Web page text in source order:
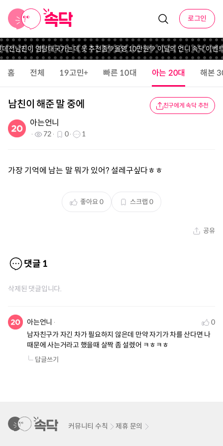
로그인
전남친이 염탐태국가는데 옷 추천좀💚올영 10만원💚 이달의 언니 속닥 이벤트
홈 전체 19고민+ 빠른 10대 아는 20대 해본
남친이 해준 말 중에 친구에게 속닥 추천
아는언니
72 0 1
가장 기억에 남는 말 뭐가 있어? 설레구싶다ㅎㅎ
좋아요0 스크랩 0
공유
댓글 1
삭제된 댓글입니다.
아는언니
0
남자친구가 자긴 차가 필요하지 않은데 만약 자기가 차를 산다면 나
때문에 사는거라고 했을때 살짝 좀 설렜어 ㅋㅎㅋㅎ
답글쓰기
커뮤니티 수칙 제휴 문의